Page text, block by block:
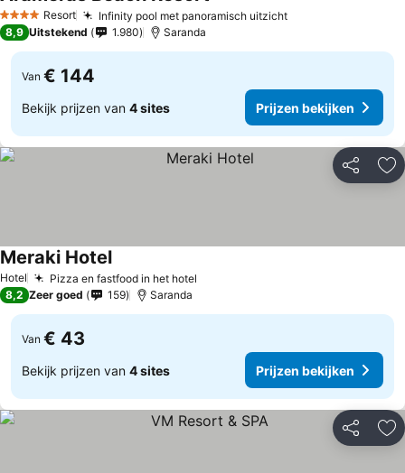
4 SterrenResort Infinity pool met panoramisch uitzicht
8,9 Uitstekend 1.980 Saranda
Van € 144
Bekijk prijzen van 4 sites Prijzen bekijken
Delen
Hotel Pizza en fastfood in het hotel
Meraki Hotel
8,2 Zeer goed 159 Saranda
Van € 43
Bekijk prijzen van 4 sites Prijzen bekijken
Delen